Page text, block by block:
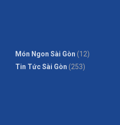
Món Ngon Sài Gòn (12)
Tin Tức Sài Gòn (253)